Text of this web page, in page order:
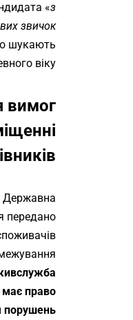
«з
звичок»
шукають
віку.
вимог
Державна
передано
має право
порушень